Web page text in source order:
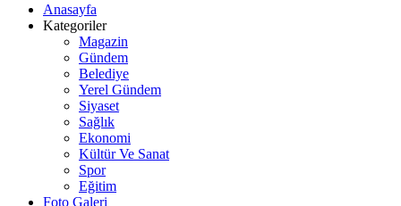
Anasayfa
Kategoriler
Magazin
Gündem
Belediye
Yerel Gündem
Siyaset
Sağlık
Ekonomi
Kültür Ve Sanat
Spor
Eğitim
Foto Galeri